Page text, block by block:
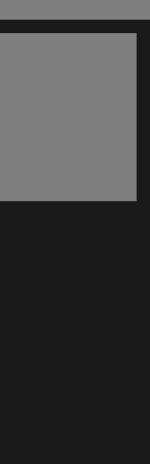
ventana)
ventana)